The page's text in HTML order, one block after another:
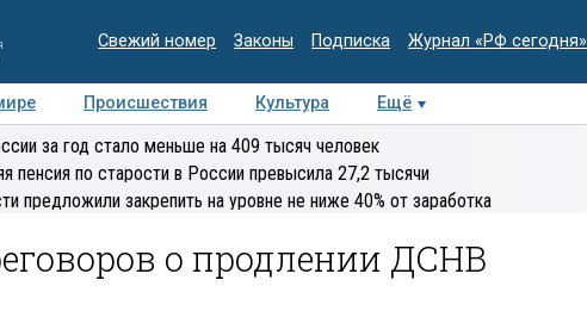
Свежий номер Законы Подписка Журнал «РФ сегодня»
Происшествия Культура Ещё
Медиацентр Интервью Колумнисты
за год стало меньше на 409 тысяч человек
пенсия по старости в России превысила 27,2 тысячи
предложили закрепить на уровне не ниже 40% от заработка
о продлении ДСНВ